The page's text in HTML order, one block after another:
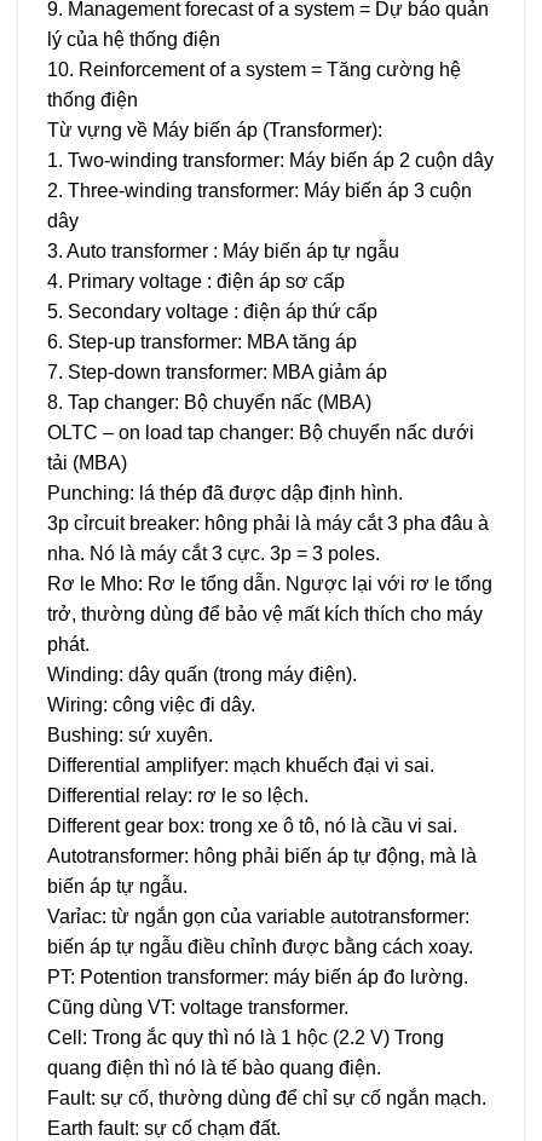
9. Management forecast of a system = Dự báo quản
lý của hệ thống điện
10. Reinforcement of a system = Tăng cường hệ
thống điện
Từ vựng về Máy biến áp (Transformer):
1. Two-winding transformer: Máy biến áp 2 cuộn dây
2. Three-winding transformer: Máy biến áp 3 cuộn
dây
3. Auto transformer : Máy biến áp tự ngẫu
4. Primary voltage : điện áp sơ cấp
5. Secondary voltage : điện áp thứ cấp
6. Step-up transformer: MBA tăng áp
7. Step-down transformer: MBA giảm áp
8. Tap changer: Bộ chuyển nấc (MBA)
OLTC – on load tap changer: Bộ chuyển nấc dưới
tải (MBA)
Punching: lá thép đã được dập định hình.
3p cỉrcuit breaker: hông phải là máy cắt 3 pha đâu à
nha. Nó là máy cắt 3 cực. 3p = 3 poles.
Rơ le Mho: Rơ le tổng dẫn. Ngược lại với rơ le tổng
trở, thường dùng để bảo vệ mất kích thích cho máy
phát.
Winding: dây quấn (trong máy điện).
Wiring: công việc đi dây.
Bushing: sứ xuyên.
Differential amplifyer: mạch khuếch đại vi sai.
Differential relay: rơ le so lệch.
Different gear box: trong xe ô tô, nó là cầu vi sai.
Autotransformer: hông phải biến áp tự động, mà là
biến áp tự ngẫu.
Varỉac: từ ngắn gọn của variable autotransformer:
biến áp tự ngẫu điều chỉnh được bằng cách xoay.
PT: Potention transformer: máy biến áp đo lường.
Cũng dùng VT: voltage transformer.
Cell: Trong ắc quy thì nó là 1 hộc (2.2 V) Trong
quang điện thì nó là tế bào quang điện.
Fault: sự cố, thường dùng để chỉ sự cố ngắn mạch.
Earth fault: sự cố chạm đất.